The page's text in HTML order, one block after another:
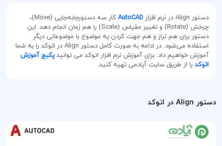
دستور Align در نرم افزار AutoCAD
کار سه دستورجابه‌جایی (Move)،
چرخش (Rotate) و تغییر مقیاس (Scale) را هم زمان انجام دهد. این
دستور برای هم تراز و هم جهت کردن یه موضوع با موضوعاتی دیگر
استفاده می‌شود. در ادامه به صورت کامل دستور Align در اتوکد را به شما
آموزش خواهیم داد. برای آموزش نرم افزار اتوکد می توانیدپکبج آموزش
اتوکد را از طریق سایت آپادمی تهیه کنید.
دستور Align در اتوکد